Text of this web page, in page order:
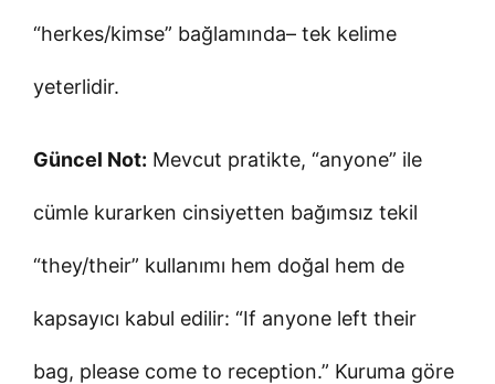
“herkes/kimse” bağlamında– tek kelime
yeterlidir.
Güncel Not: Mevcut pratikte, “anyone” ile
cümle kurarken cinsiyetten bağımsız tekil
“they/their” kullanımı hem doğal hem de
kapsayıcı kabul edilir: “If anyone left their
bag, please come to reception.” Kuruma göre